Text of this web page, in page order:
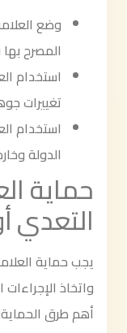
وضع
المصرح
استخدام
تغييرات
استخدام
الدولة
حماية
التعدي
يجب حماية
واتخاذ
أهم طرق